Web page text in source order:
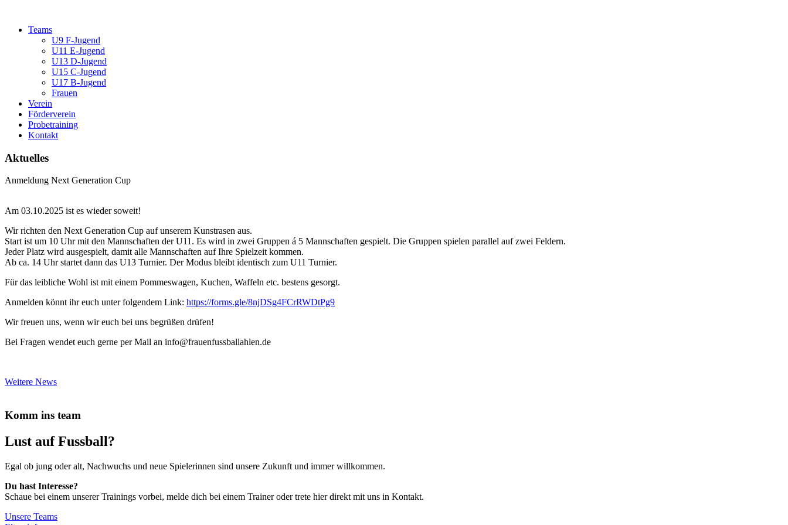
Teams
U9 F-Jugend
U11 E-Jugend
U13 D-Jugend
U15 C-Jugend
U17 B-Jugend
Frauen
Verein
Förderverein
Probetraining
Kontakt
Aktuelles
Anmeldung Next Generation Cup
Am 03.10.2025 ist es wieder soweit!
Wir richten den Next Generation Cup auf unserem Kunstrasen aus.
Start ist um 10 Uhr mit den Mannschaften der U11. Es wird in zwei Gruppen á 5 Mannschaften gespielt. Die Gruppen spielen parallel auf zwei Feldern.
Jeder Platz wird ausgespielt, damit alle Mannschaften auf Ihre Spielzeit kommen.
Ab ca. 14 Uhr startet dann das U13 Turnier. Der Modus bleibt identisch zum U11 Turnier.
Für das leibliche Wohl ist mit einem Pommeswagen, Kuchen, Waffeln etc. bestens gesorgt.
Anmelden könnt ihr euch unter folgendem Link: https://forms.gle/8njDSg4FCrRWDtPg9
Wir freuen uns, wenn wir euch bei uns begrüßen drüfen!
Bei Fragen wendet euch gerne per Mail an info@frauenfussballahlen.de
Weitere News
Komm ins team
Lust auf Fussball?
Egal ob jung oder alt, Nachwuchs und neue Spielerinnen sind unsere Zukunft und immer willkommen.
Du hast Interesse?
Schaue bei einem unserer Trainings vorbei, melde dich bei einem Trainer oder trete hier direkt mit uns in Kontakt.
Unsere Teams